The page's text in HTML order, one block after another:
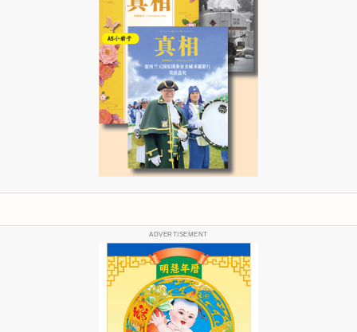
ADVERTISEMENT